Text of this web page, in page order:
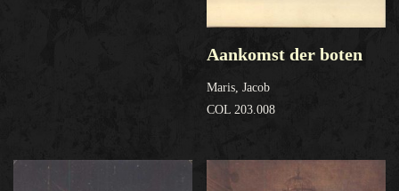
Aankomst der boten
Maris, Jacob
COL 203.008